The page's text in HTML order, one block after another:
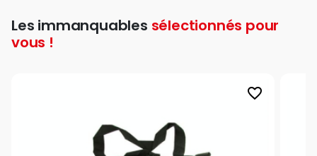
Les immanquables sélectionnés pour
vous !
favorite_border